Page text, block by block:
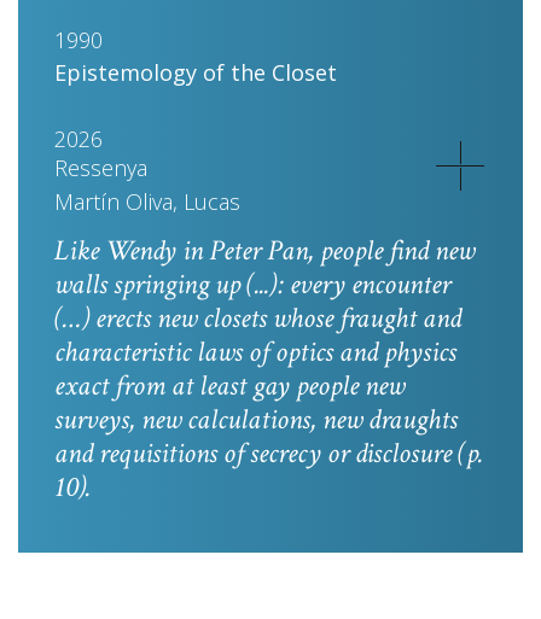
1990
Epistemology of the Closet
2026
Ressenya
Martín Oliva, Lucas
Like Wendy inPeter Pan, people find new
walls springing up (...): every encounter
(…) erects new closets whose fraught and
characteristic laws of optics and physics
exact from at least gay people new
surveys, new calculations, new draughts
and requisitions of secrecy or disclosure(p.
10).